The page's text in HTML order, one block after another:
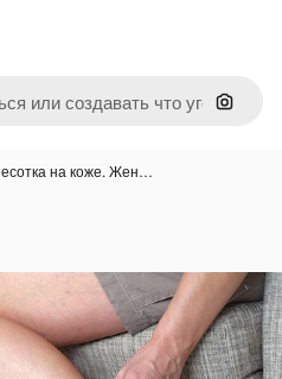
Поиск
на коже. Жен…